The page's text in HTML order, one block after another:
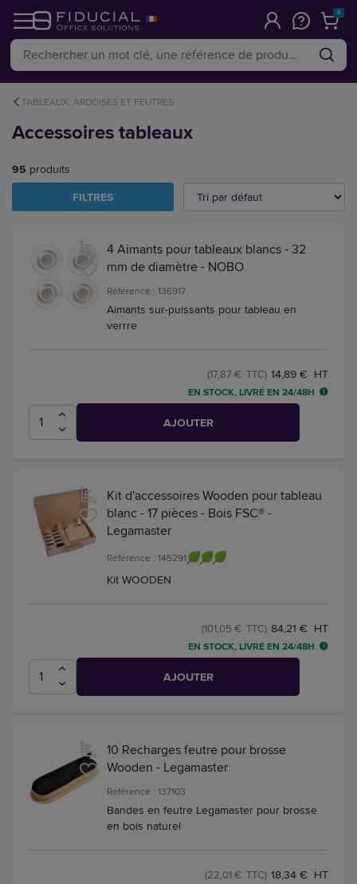
0
TABLEAUX, ARDOISES ET FEUTRES
Accessoires tableaux
95 produits
FILTRES
4 Aimants pour tableaux blancs - 32
mm de diamètre - NOBO
Référence : 136917
Aimants sur-puissants pour tableau en
verrre
14,89 € HT
(17,87 € TTC)
EN STOCK, LIVRÉ EN 24/48H
AJOUTER
Kit d'accessoires Wooden pour tableau
blanc - 17 pièces - Bois FSC® -
Legamaster
Référence : 145291
Kit WOODEN
84,21 € HT
(101,05 € TTC)
EN STOCK, LIVRÉ EN 24/48H
AJOUTER
10 Recharges feutre pour brosse
Wooden - Legamaster
Référence : 137103
Bandes en feutre Legamaster pour brosse
en bois naturel
18,34 € HT
(22,01 € TTC)